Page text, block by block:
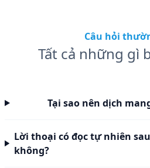
Câu hỏi
Tất cả những gì
Tại sao nên dịch
Lời thoại có đọc tự nhiên
không?